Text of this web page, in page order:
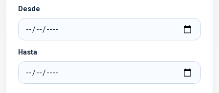
Desde
Hasta